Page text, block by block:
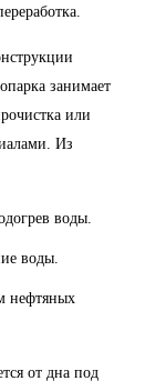
занимает
или
Из
воды.
воды.
нефтяных
от дна под